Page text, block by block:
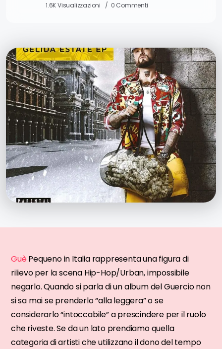
1.6K Visualizzazioni
0 Commenti
Guè Pequeno in Italia rappresenta una figura di
rilievo per la scena Hip-Hop/Urban, impossibile
negarlo. Quando si parla di un album del Guercio non
si sa mai se prenderlo “alla leggera” o se
considerarlo “intoccabile” a prescindere per il ruolo
che riveste. Se da un lato prendiamo quella
categoria di artisti che utilizzano il dono del tempo